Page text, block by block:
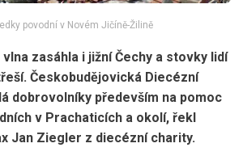
povodní v Novém Jičíně-Žilině
zasáhla i jižní Čechy a stovky lidí
Českobudějovická Diecézní
dobrovolníky především na pomoc
v Prachaticích a okolí, řekl
Jan Ziegler z diecézní charity.